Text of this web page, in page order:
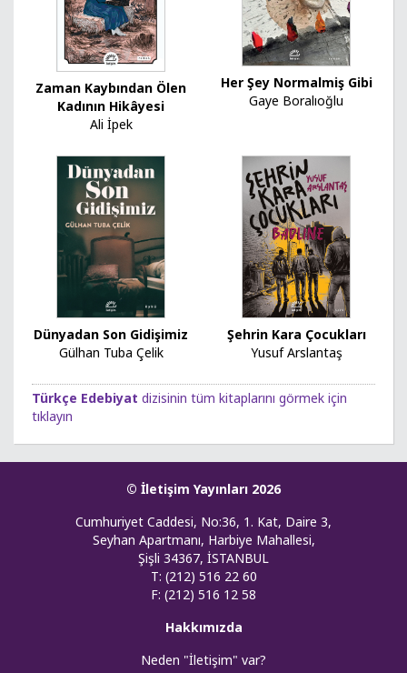
Zaman Kaybından Ölen
Kadının Hikâyesi
Ali İpek
Her Şey Normalmiş Gibi
Gaye Boralıoğlu
Dünyadan Son Gidişimiz
Gülhan Tuba Çelik
Şehrin Kara Çocukları
Yusuf Arslantaş
Türkçe Edebiyat dizisinin tüm kitaplarını görmek için
tıklayın
© İletişim Yayınları 2026
Cumhuriyet Caddesi, No:36, 1. Kat, Daire 3,
Seyhan Apartmanı, Harbiye Mahallesi,
Şişli 34367, İSTANBUL
T: (212) 516 22 60
F: (212) 516 12 58
Hakkımızda
Neden "İletişim" var?